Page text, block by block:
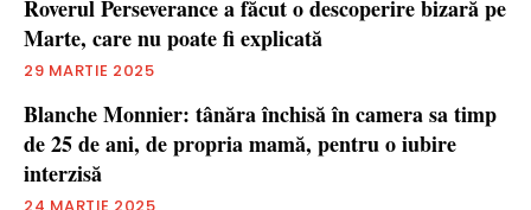
Roverul Perseverance a făcut o descoperire bizară pe
Marte, care nu poate fi explicată
29 MARTIE 2025
Blanche Monnier: tânăra închisă în camera sa timp
de 25 de ani, de propria mamă, pentru o iubire
interzisă